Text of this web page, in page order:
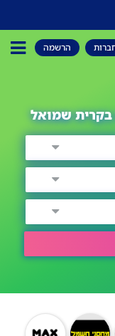
הרשמה
שמואל